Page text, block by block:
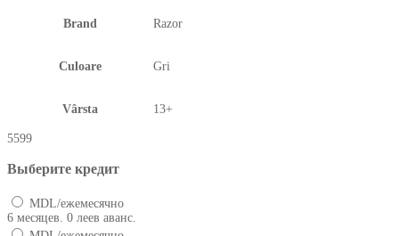
Brand Razor
Culoare Gri
Vârsta 13+
5599
Выберите кредит
MDL/ежемесячно
6 месяцев. 0 леев аванс.